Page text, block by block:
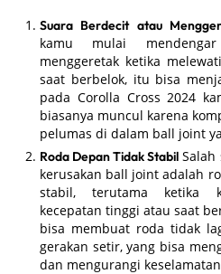
Suara Berdecit atau
kamu mulai
menggeretak ketika
saat berbelok, itu bisa
pada Corolla Cross 2024
biasanya muncul karena
pelumas di dalam ball joint
Roda Depan Tidak Stabil Salah
kerusakan ball joint adalah
stabil, terutama ketika
kecepatan tinggi atau saat
bisa membuat roda tidak
gerakan setir, yang bisa
dan mengurangi